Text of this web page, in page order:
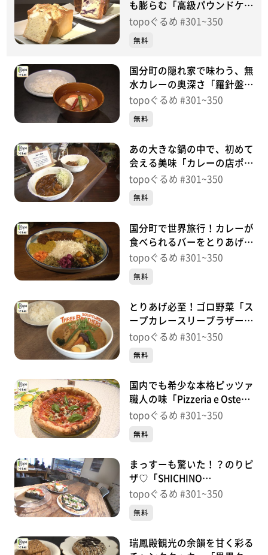
も膨らむ「高級パウンドケー
キYOU&G」（青葉区愛子
topoぐるめ #301~350
無料
国分町の隠れ家で味わう、無
水カレーの奥深さ「羅針盤
Spice&Wine」（青葉区国分
topoぐるめ #301~350
無料
あの大きな鍋の中で、初めて
会える美味「カレーの店ポロ
スォロ」（太白区山田北前
topoぐるめ #301~350
無料
国分町で世界旅行！カレーが
食べられるバーをとりあげ！
「リチクク」（青葉区国分
topoぐるめ #301~350
無料
とりあげ必至！ゴロ野菜「ス
ープカレースリーブラザーズ
仙台荒町本店」（若林区荒
topoぐるめ #301~350
無料
国内でも希少な本格ピッツァ
職人の味「Pizzeria e Osteria
PADRINO」（青葉区二日
topoぐるめ #301~350
無料
まっすーも驚いた！？のりピ
ザ♡「SHICHINO
CAFE&PIZZA」（七ヶ浜町花
め】
topoぐるめ #301~350
無料
瑞鳳殿観光の余韻を甘く彩る